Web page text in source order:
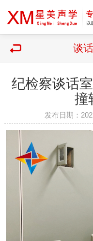
谈
纪检察谈话
撞
发布日期：